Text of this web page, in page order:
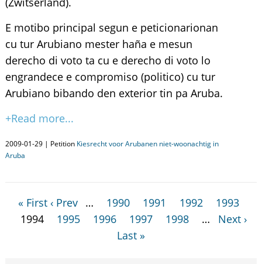
E motibo principal segun e peticionarionan
cu tur Arubiano mester haña e mesun
derecho di voto ta cu e derecho di voto lo
engrandece e compromiso (politico) cu tur
Arubiano bibando den exterior tin pa Aruba.
+Read more...
2009-01-29 | Petition Kiesrecht voor Arubanen niet-woonachtig in
Aruba
« First ‹ Prev … 1990 1991 1992
1993
1994
1995 1996 1997 1998 …
Next ›
Last »